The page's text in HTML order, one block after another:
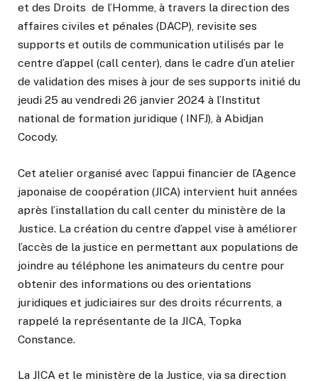
et des Droits de l’Homme, à travers la direction des
affaires civiles et pénales (DACP), revisite ses
supports et outils de communication utilisés par le
centre d’appel (call center), dans le cadre d’un atelier
de validation des mises à jour de ses supports initié du
jeudi 25 au vendredi 26 janvier 2024 à l’Institut
national de formation juridique ( INFJ), à Abidjan
Cocody.
Cet atelier organisé avec l’appui financier de l’Agence
japonaise de coopération (JICA) intervient huit années
après l’installation du call center du ministère de la
Justice. La création du centre d’appel vise à améliorer
l’accès de la justice en permettant aux populations de
joindre au téléphone les animateurs du centre pour
obtenir des informations ou des orientations
juridiques et judiciaires sur des droits récurrents, a
rappelé la représentante de la JICA, Topka
Constance.
La JICA et le ministère de la Justice, via sa direction